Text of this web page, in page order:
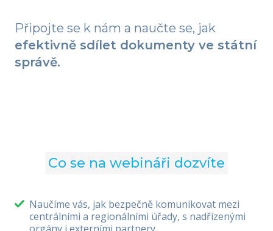
Připojte se k nám a naučte se, jak
efektivně sdílet dokumenty ve státní
správě.
Co se na webináři dozvíte
Naučíme vás, jak bezpečně komunikovat mezi
centrálními a regionálními úřady, s nadřízenými